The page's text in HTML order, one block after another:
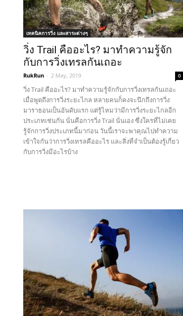
เทคนิคการวิ่ง และสาระต่างๆ
วิ่ง Trail คืออะไร? มาทำความรู้จัก
กับการวิ่งเทรลกันเถอะ
RukRun - 2 May, 2019 0
วิ่ง Trail คืออะไร? มาทำความรู้จักกับการวิ่งเทรลกันเถอะ
เมื่อพูดถึงการวิ่งระยะไกล หลายคนก็คงจะนึกถึงการวิ่ง
มาราธอนเป็นอันดับแรก แต่รู้ไหมว่ามีการวิ่งระยะไกลอีก
ประเภทเช่นกัน นั่นคือการวิ่ง Trail นั่นเอง ซึ่งใครที่ไม่เคย
รู้จักการวิ่งประเภทนี้มาก่อน วันนี้เราจะพาคุณไปทำความ
เข้าใจกันว่าการวิ่งเทรลคืออะไร และสิ่งที่จำเป็นต้องรู้เกี่ยว
กับการวิ่งมีอะไรบ้าง